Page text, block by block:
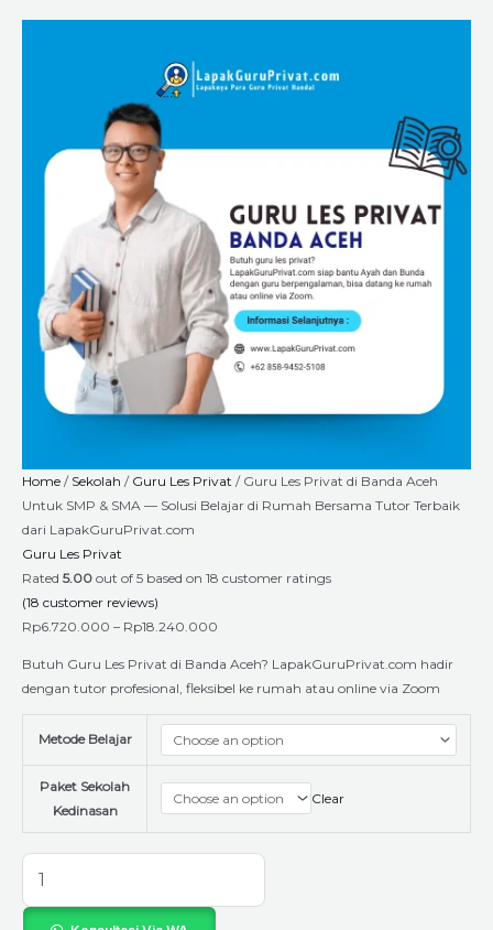
Home / Sekolah / Guru Les Privat / Guru Les Privat di Banda Aceh
Untuk SMP & SMA — Solusi Belajar di Rumah Bersama Tutor Terbaik
dari LapakGuruPrivat.com
Guru Les Privat
Rated 5.00 out of 5 based on 18 customer ratings
(18 customer reviews)
Rp6.720.000 – Rp18.240.000
through
Butuh Guru Les Privat di Banda Aceh? LapakGuruPrivat.com hadir
dengan tutor profesional, fleksibel ke rumah atau online via Zoom
Metode Belajar
Paket Sekolah
Kedinasan
Clear
Untuk
Belajar
Rumah
Tutor
LapakGuruPrivat.com